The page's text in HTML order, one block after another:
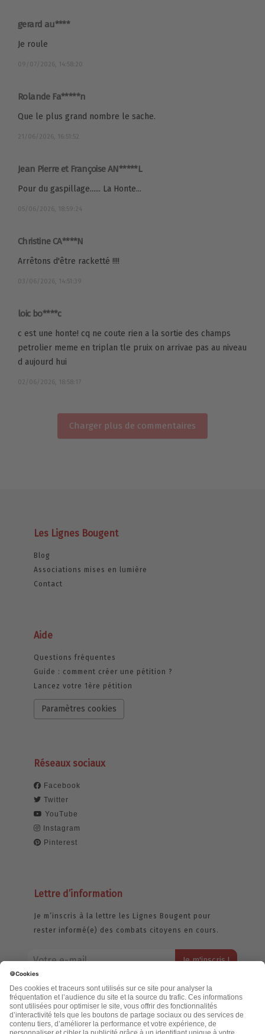
gerard au****
Je roule
09/07/2026, 14:58:20
Rolande Fa*****n
Que le plus grand nombre le sache.
21/06/2026, 16:51:52
Jean Pierre et Françoise AN*****L
Pour du gaspillage...... La Honte...
05/06/2026, 18:59:24
Christine CA****N
Arrêtons d'être racketté !!!!
03/06/2026, 14:51:39
loic bo****c
c est une honte! cq ne coute rien a la sortie des champs
petrolier meme en triplan tle pruix on arrivae pas au niveau
d aujourd hui
02/06/2026, 18:58:17
Charger plus de commentaires
Les Lignes Bougent
Blog
Associations mises en lumière
Contact
Aide
Questions fréquentes
Guide : comment créer une pétition ?
Lancez votre 1ère pétition
Paramètres cookies
Réseaux sociaux
Facebook
Twitter
YouTube
Instagram
Pinterest
Lettre d’information
Je m’inscris à la lettre les Lignes Bougent pour
rester informé(e) des combats citoyens en cours.
jamais échangée. Pour consulter notre politique de confidentialité,
cliquez ici.